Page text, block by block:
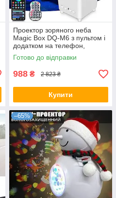
Проектор зоряного неба
Magic Box DQ-M6 з пультом і
додатком на телефон,
Дитячий нічник з проекцією
Готово до відправки
988 ₴ 2 823 ₴
Купити
–65%